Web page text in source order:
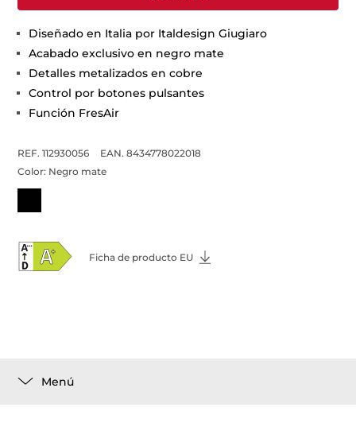
Diseñado en Italia por Italdesign Giugiaro
Acabado exclusivo en negro mate
Detalles metalizados en cobre
Control por botones pulsantes
Función FresAir
REF. 112930056
EAN. 8434778022018
Color: Negro mate
Ficha de producto EU
Menú